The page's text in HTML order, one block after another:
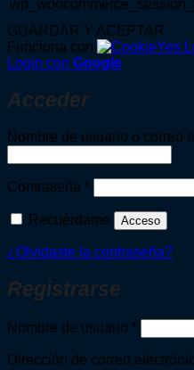
GUARDAR Y ACEPTAR
Funciona con
Login con Google
Acceder
Nombre de usuario o correo
Contraseña *Obligatorio
Recuérdame Acceso
¿Olvidaste la contraseña?
Registrarse
Nombre de usuario *
Dirección de correo